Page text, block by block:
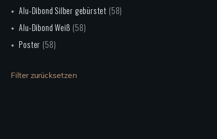
Alu-Dibond Silber gebürstet (58)
Alu-Dibond Weiß (58)
Poster (58)
Filter zurücksetzen